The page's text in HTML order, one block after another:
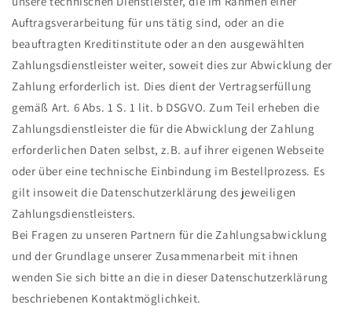
Auftragsverarbeitung für uns tätig sind, oder an die
beauftragten Kreditinstitute oder an den ausgewählten
Zahlungsdienstleister weiter, soweit dies zur Abwicklung der
Zahlung erforderlich ist. Dies dient der Vertragserfüllung
gemäß Art. 6 Abs. 1 S. 1 lit. b DSGVO. Zum Teil erheben die
Zahlungsdienstleister die für die Abwicklung der Zahlung
erforderlichen Daten selbst, z.B. auf ihrer eigenen Webseite
oder über eine technische Einbindung im Bestellprozess. Es
gilt insoweit die Datenschutzerklärung des jeweiligen
Zahlungsdienstleisters.
Bei Fragen zu unseren Partnern für die Zahlungsabwicklung
und der Grundlage unserer Zusammenarbeit mit ihnen
wenden Sie sich bitte an die in dieser Datenschutzerklärung
beschriebenen Kontaktmöglichkeit.